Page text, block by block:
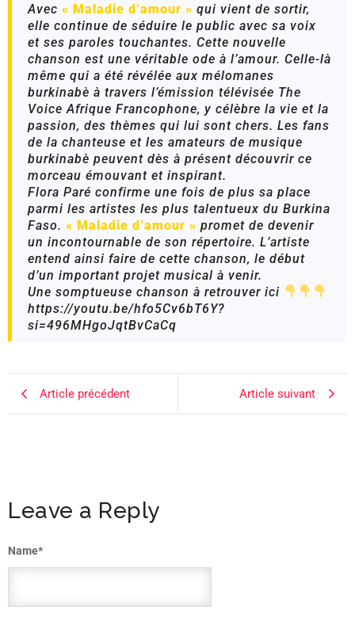
Avec « Maladie d’amour » qui vient de sortir,
elle continue de séduire le public avec sa voix
et ses paroles touchantes. Cette nouvelle
chanson est une véritable ode à l’amour. Celle-là
même qui a été révélée aux mélomanes
burkinabè à travers l’émission télévisée The
Voice Afrique Francophone, y célèbre la vie et la
passion, des thèmes qui lui sont chers. Les fans
de la chanteuse et les amateurs de musique
burkinabè peuvent dès à présent découvrir ce
morceau émouvant et inspirant.
Flora Paré confirme une fois de plus sa place
parmi les artistes les plus talentueux du Burkina
Faso. « Maladie d’amour » promet de devenir
un incontournable de son répertoire. L’artiste
entend ainsi faire de cette chanson, le début
d’un important projet musical à venir.
Une somptueuse chanson à retrouver ici
https://youtu.be/hfo5Cv6bT6Y?
si=496MHgoJqtBvCaCq
Article précédent Article suivant
Leave a Reply
Name*